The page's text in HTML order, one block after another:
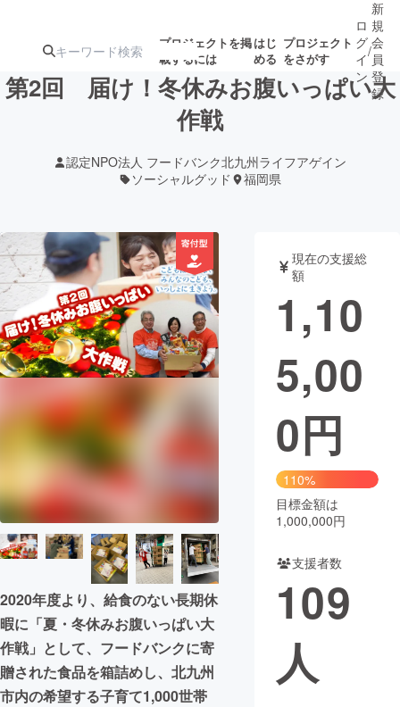
プロジェクトを掲
載するには
はじ
める
プロジェクト
をさがす
注目のリ
ターン
ジェクト
募集終了が近いプ
ロジェクト
されます
アート・写真
テクノロジー・ガジェット
映像・映画 書籍・雑誌
ビジネス・起業 チャレンジ
まちづくり・地域活性化
CAMPFIRE for Social Good
CAMPFIRE Creation
コミュニティ
ロ
グ
イ
ン
/
新
規
会
員
登
録
第2回 届け！冬休みお腹いっぱい大
作戦
認定NPO法人 フードバンク北九州ライフアゲイン
ソーシャルグッド
福岡県
2020年度より、給食のない長期休
暇に「夏・冬休みお腹いっぱい大
作戦」として、フードバンクに寄
贈された食品を箱詰めし、北九州
市内の希望する子育て1,000世帯
現在の支援総
額
1,10
5,00
0円
110%
目標金額は
1,000,000円
支援者数
109
人